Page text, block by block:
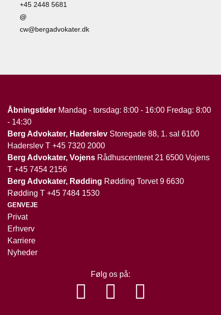
+45 2448 5681
@
cw@bergadvokater.dk
Åbningstider Mandag - torsdag: 8:00 - 16:00 Fredag: 8:00
- 14:30
Berg Advokater, Haderslev Storegade 88, 1. sal 6100
Haderslev T +45 7320 2000
Berg Advokater, Vojens Rådhuscenteret 21 6500 Vojens
T +45 7454 2156
Berg Advokater, Rødding Rødding Torvet 9 6630
Rødding T +45 7484 1530
GENVEJE
Privat
Erhverv
Karriere
Nyheder
Følg os på: